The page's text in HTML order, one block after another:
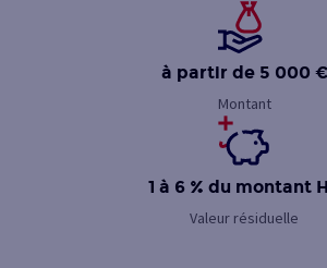
à partir de 5 000 €
Montant
1 à 6 % du montant
Valeur résiduelle